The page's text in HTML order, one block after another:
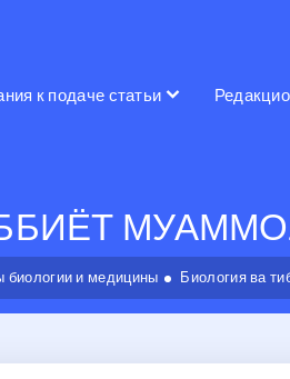
к подаче статьи
и медицины Биология ва